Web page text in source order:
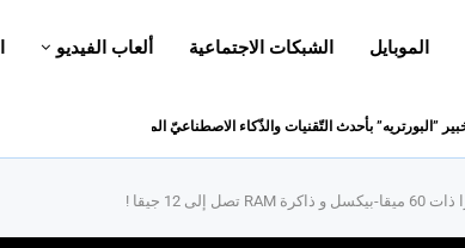
الموبايل الشبكات الاجتماعية ألعاب الفيديو